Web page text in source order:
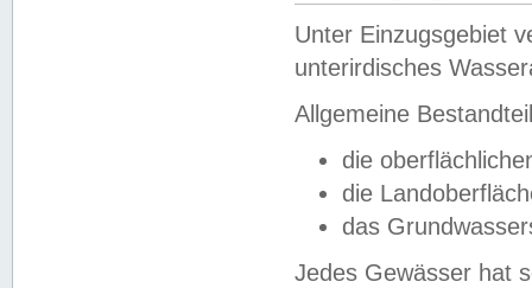
Unter Einzugsgebiet
unterirdisches
Allgemeine
die
die
das
Jedes Gewässer hat